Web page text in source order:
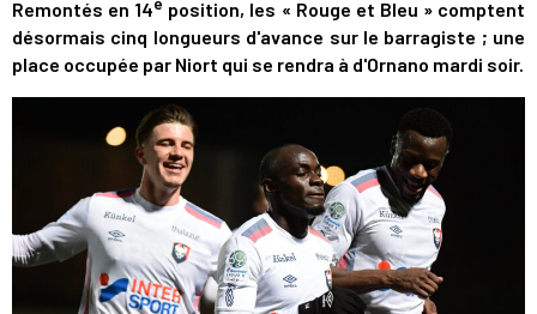
Remontés en 14
position, les « Rouge et Bleu » comptent
désormais cinq longueurs d'avance sur le barragiste ; une
place occupée par Niort qui se rendra à d'Ornano mardi soir.